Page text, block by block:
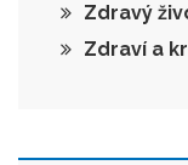
Zdravý
Zdraví a